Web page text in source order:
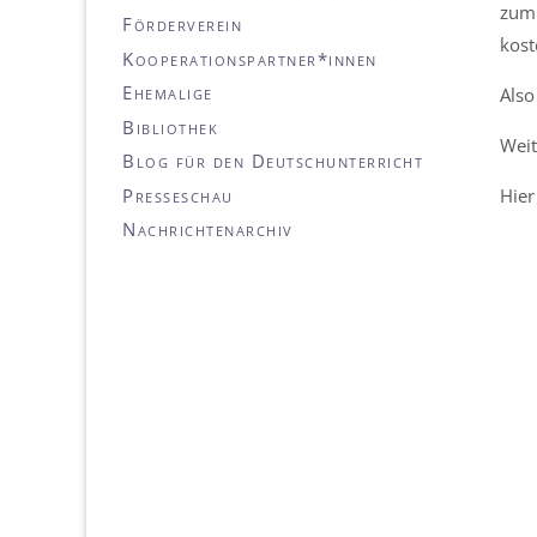
Förderverein
Kooperationspartner*innen
Ehemalige
Bibliothek
Blog für den Deutschunterricht
Presseschau
Nachrichtenarchiv